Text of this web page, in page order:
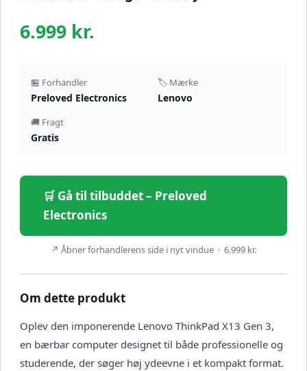
6.999 kr.
🏪 Forhandler
Preloved Electronics
🏷️ Mærke
Lenovo
🚚 Fragt
Gratis
🛒 Gå til tilbuddet – Preloved
Electronics
↗ Åbner forhandlerens side i nyt vindue · 6.999 kr.
Om dette produkt
Oplev den imponerende Lenovo ThinkPad X13 Gen 3,
en bærbar computer designet til både professionelle og
studerende, der søger høj ydeevne i et kompakt format.